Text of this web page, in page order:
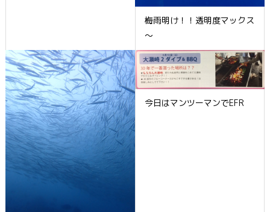
梅雨明け！！透明度マックス
～
今日はマンツーマンでEFR